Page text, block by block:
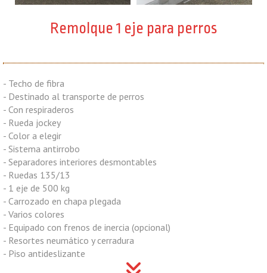
Remolque 1 eje para perros
- Techo de fibra
- Destinado al transporte de perros
- Con respiraderos
- Rueda jockey
- Color a elegir
- Sistema antirrobo
- Separadores interiores desmontables
- Ruedas 135/13
- 1 eje de 500 kg
- Carrozado en chapa plegada
- Varios colores
- Equipado con frenos de inercia (opcional)
- Resortes neumático y cerradura
- Piso antideslizante